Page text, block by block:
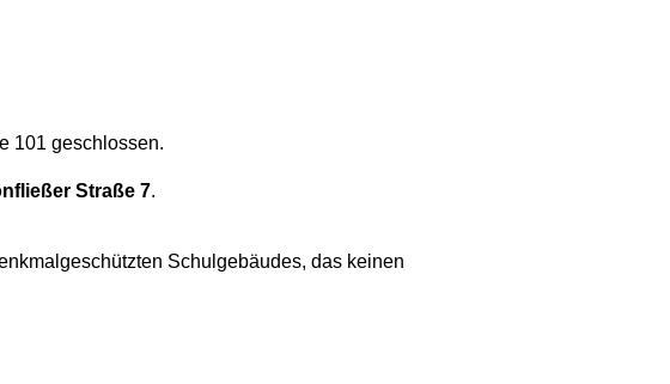
101 geschlossen.
Straße 7.
Schulgebäudes, das keinen